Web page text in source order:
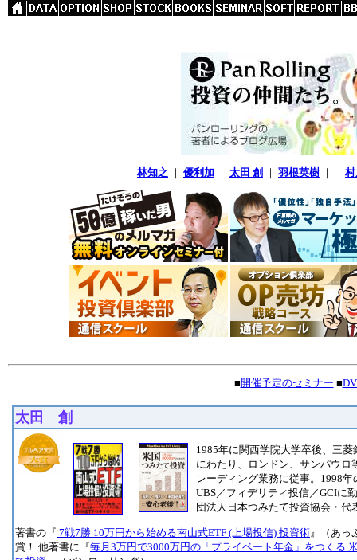
林知之 ｜ 優利加 ｜ 太田 創 ｜ 羽根英樹 ｜
■開催予定のセミナー ■
太田 創
1985年に関西学院大学卒後、三
にわたり、ロンドン、サンパウ
レーディング業務に従事。1998
UBS／フィデリティ投信／GCIに
団法人日本つみたて投資協会・代
著書の『 7戦7勝 10万円から始める南山式ETF (上場投信) 投資術 』（あっ
賞！ 他著書に『毎月3万円で3000万円の「プライベート年金」をつくる